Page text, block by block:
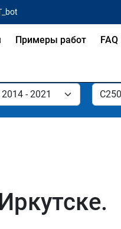
Примеры работ FAQ